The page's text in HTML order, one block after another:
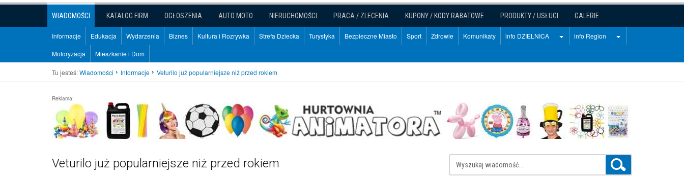
WIADOMOŚCI KATALOG FIRM OGŁOSZENIA AUTO MOTO NIERUCHOMOŚCI PRACA / ZLECENIA KUPONY / KODY RABATOWE PRODUKTY / USŁUGI GALERIE
Informacje Edukacja Wydarzenia Biznes Kultura i Rozrywka Strefa Dziecka Turystyka Bezpieczne Miasto Sport Zdrowie Komunikaty info DZIELNICA info Region
Motoryzacja Mieszkanie i Dom
Tu jesteś:Wiadomości Informacje Veturilo już popularniejsze niż przed rokiem
Reklama:
Veturilo już popularniejsze niż przed rokiem